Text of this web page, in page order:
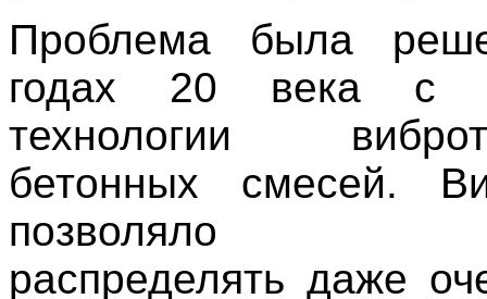
Проблема была
годах 20 века с
технологии
бетонных смесей.
позволяло
распределять даже